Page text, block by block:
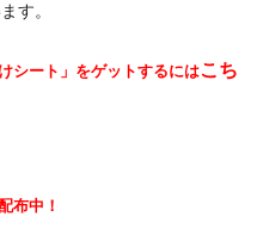
す。
シート」をゲットするにはこち
布中！